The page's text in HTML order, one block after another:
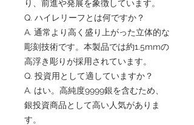
り、前進や発展を象徴しています。
Q. ハイレリーフとは何ですか？
A. 通常より高く盛り上がった立体的な
彫刻技術です。本製品では約1.5mmの
高浮き彫りが採用されています。
Q. 投資用として適していますか？
A. はい。高純度9999銀を含むため、
銀投資商品として高い人気がありま
す。